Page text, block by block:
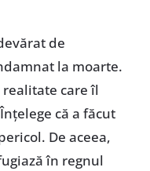
de
la moarte.
realitate care îl
că a făcut
De aceea,
în regnul